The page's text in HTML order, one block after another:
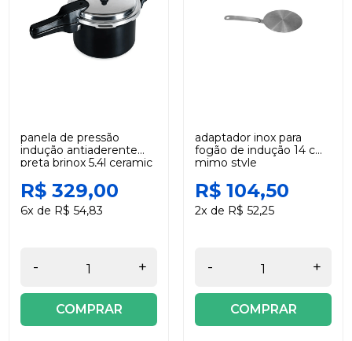
panela de pressão
indução antiaderente
preta brinox 5,4l ceramic
R$ 329,00
6x de R$ 54,83
- +
COMPRAR
adaptador inox para
fogão de indução 14 cm
mimo style
R$ 104,50
2x de R$ 52,25
- +
COMPRAR